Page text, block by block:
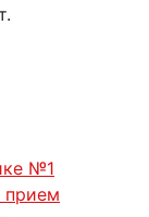
№1
прием